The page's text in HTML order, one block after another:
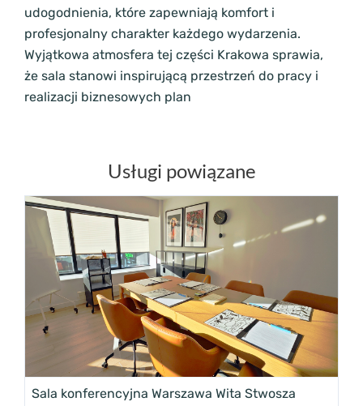
udogodnienia, które zapewniają komfort i
profesjonalny charakter każdego wydarzenia.
Wyjątkowa atmosfera tej części Krakowa sprawia,
że sala stanowi inspirującą przestrzeń do pracy i
realizacji biznesowych plan
Usługi powiązane
Sala konferencyjna Warszawa Wita Stwosza